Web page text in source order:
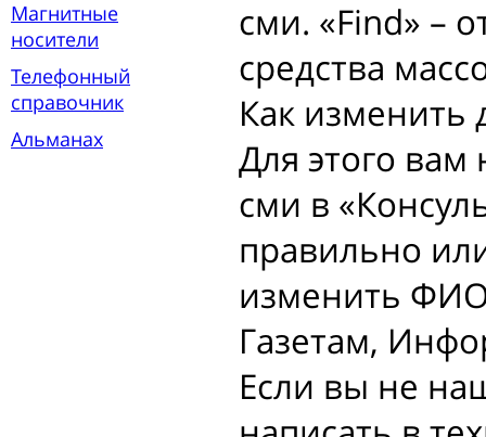
Магнитные
носители
Телефонный
справочник
Альманах
сми. «Find» –
средства
Как изменить
Для этого
сми в
правильно
изменить
Газетам,
Если вы не